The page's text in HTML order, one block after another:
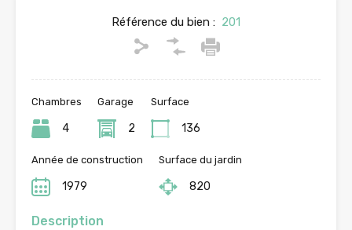
Référence du bien : 201
Chambres
4
Garage
2
Surface
136
Année de construction
1979
Surface du jardin
820
Description